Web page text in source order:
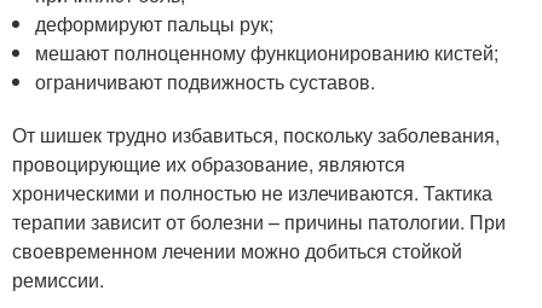
деформируют пальцы рук;
мешают полноценному функционированию кистей;
ограничивают подвижность суставов.
От шишек трудно избавиться, поскольку заболевания,
провоцирующие их образование, являются
хроническими и полностью не излечиваются. Тактика
терапии зависит от болезни – причины патологии. При
своевременном лечении можно добиться стойкой
ремиссии.